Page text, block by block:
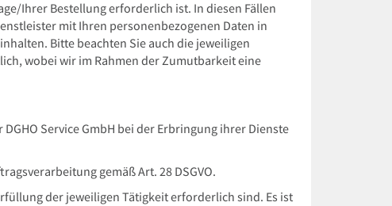
Ihrer Bestellung erforderlich ist. In diesen Fällen
mit Ihren personenbezogenen Daten in
Bitte beachten Sie auch die jeweiligen
wobei wir im Rahmen der Zumutbarkeit eine
Service GmbH bei der Erbringung ihrer Dienste
gemäß Art. 28 DSGVO.
der jeweiligen Tätigkeit erforderlich sind. Es ist